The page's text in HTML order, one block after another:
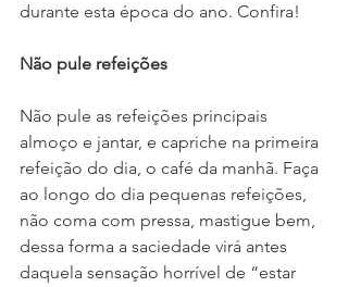
durante esta época do ano. Confira!
Não pule refeições
Não pule as refeições principais
almoço e jantar, e capriche na primeira
refeição do dia, o café da manhã. Faça
ao longo do dia pequenas refeições,
não coma com pressa, mastigue bem,
dessa forma a saciedade virá antes
daquela sensação horrível de “estar